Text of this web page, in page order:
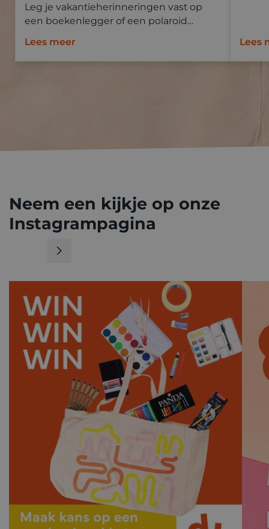
Leg je vakantieherinneringen vast op
een boekenlegger of een polaroid
Neem mee op vakantie en schilder ter
plaatse of baseer je op een foto.
Lees meer Lees
Neem een kijkje op onze
Instagrampagina